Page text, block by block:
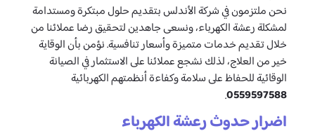
نحن ملتزمون في شركة الأندلس بتقديم حلول مبتكرة ومستدامة
لمشكلة رعشة الكهرباء، ونسعى جاهدين لتحقيق رضا عملائنا من
خلال تقديم خدمات متميزة وأسعار تنافسية. نؤمن بأن الوقاية
خير من العلاج، لذلك نشجع عملائنا على الاستثمار في الصيانة
الوقائية للحفاظ على سلامة وكفاءة أنظمتهم الكهربائية
0559597588
.
اضرار حدوث رعشة الكهرباء